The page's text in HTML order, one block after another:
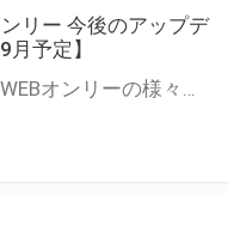
リー 今後のアップデ
予定】
とらのあなでは、WEBオンリーの様々な支援を実施しています。 今回は2021年9月に実装を予定しているアップデート情報についてご紹介いたします。 とらのあなWEBオンリーサイトはこちら